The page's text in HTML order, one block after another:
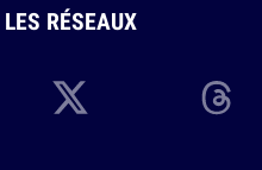
LES RÉSEAUX